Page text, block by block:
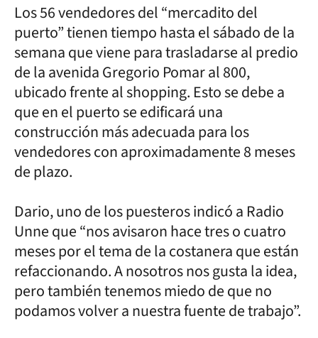
Los 56 vendedores del “mercadito del
puerto” tienen tiempo hasta el sábado de la
semana que viene para trasladarse al predio
de la avenida Gregorio Pomar al 800,
ubicado frente al shopping. Esto se debe a
que en el puerto se edificará una
construcción más adecuada para los
vendedores con aproximadamente 8 meses
de plazo.
Dario, uno de los puesteros indicó a Radio
Unne que “nos avisaron hace tres o cuatro
meses por el tema de la costanera que están
refaccionando. A nosotros nos gusta la idea,
pero también tenemos miedo de que no
podamos volver a nuestra fuente de trabajo”.